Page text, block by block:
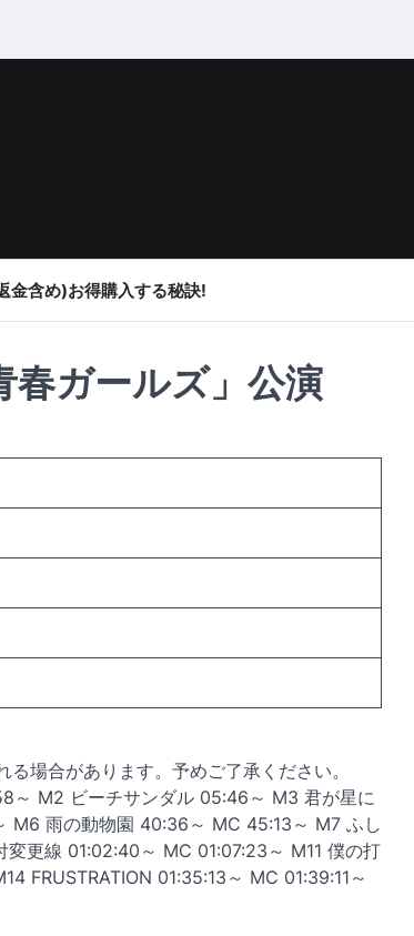
金含め)お得購入する秘訣!
ガールズ」公演
場合があります。予めご了承ください。
～ M2 ビーチサンダル 05:46～ M3 君が星に
M6 雨の動物園 40:36～ MC 45:13～ M7 ふし
更線 01:02:40～ MC 01:07:23～ M11 僕の打
FRUSTRATION 01:35:13～ MC 01:39:11～